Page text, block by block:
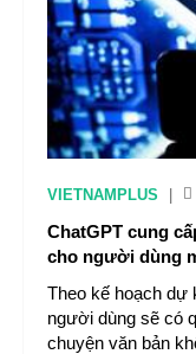
VIETNAMPLUS
ChatGPT cung
cho người dùng
Theo kế hoạch dự
người dùng sẽ có
chuyện văn bản